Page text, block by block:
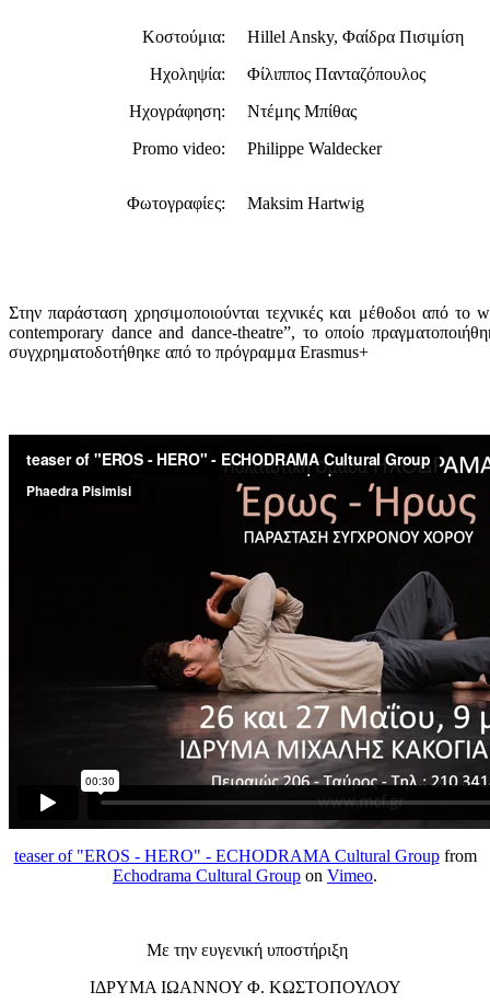
Κοστούμια:
Ηχοληψία:
Ηχογράφηση:
Promo video:
Hillel Ansky, Φαίδρα Πισιμίση
Φίλιππος Πανταζόπουλος
Ντέμης Μπίθας
Philippe Waldecker
Φωτογραφίες: Maksim Hartwig
Στην παράσταση χρησιμοποιούνται τεχνικές και μέθοδοι από
contemporary dance and dance-theatre”, το οποίο
συγχρηματοδοτήθηκε από το πρόγραμμα Erasmus+
teaser of "EROS - HERO" - ECHODRAMA Cultural Groupfrom
Echodrama Cultural Group on Vimeo.
Με την ευγενική υποστήριξη
ΙΔΡΥΜΑ ΙΩΑΝΝΟΥ Φ. ΚΩΣΤΟΠΟΥΛΟΥ